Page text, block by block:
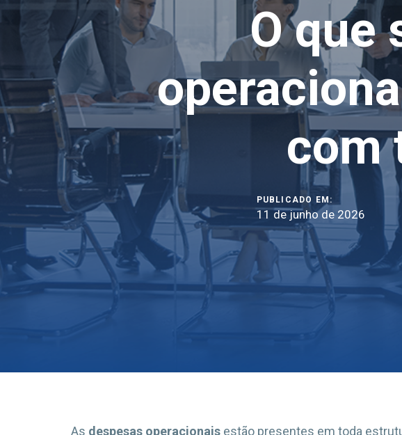
O que
com
PUBLICADO EM:
11 de junho de 2026
As despesas operacionais estão presentes em toda